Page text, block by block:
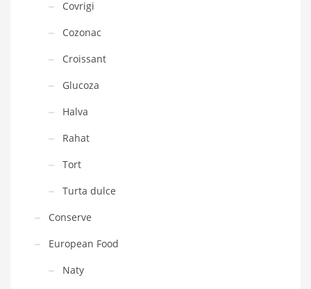
Covrigi
Cozonac
Croissant
Glucoza
Halva
Rahat
Tort
Turta dulce
Conserve
European Food
Naty